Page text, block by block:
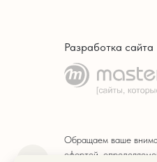
Обращаем ваше
офертой,
Разработка сайта